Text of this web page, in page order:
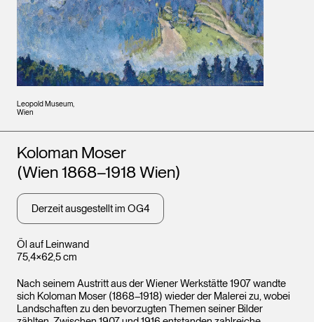
Leopold Museum,
Wien
Öl auf Leinwand
75,4×62,5 cm
Künstler*innen
Koloman Moser
(Wien 1868–1918 Wien)
Derzeit ausgestellt im OG4
Nach seinem Austritt aus der Wiener Werkstätte 1907 wandte
sich Koloman Moser (1868–1918) wieder der Malerei zu, wobei
Landschaften zu den bevorzugten Themen seiner Bilder